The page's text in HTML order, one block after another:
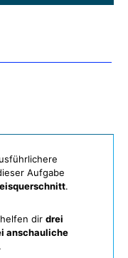
Aufgabe
.
dir drei
anschauliche
.